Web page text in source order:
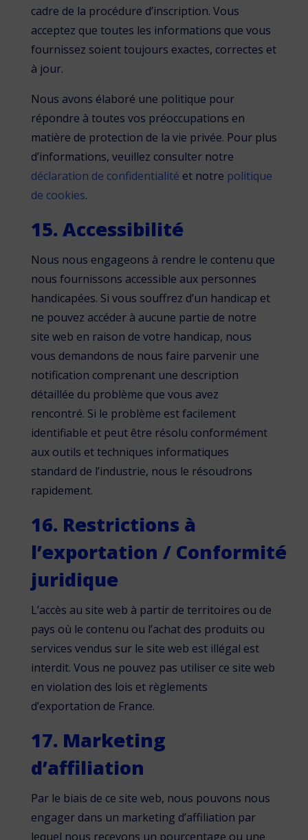
cadre de la procédure d’inscription. Vous
acceptez que toutes les informations que vous
fournissez soient toujours exactes, correctes et
à jour.
Nous avons élaboré une politique pour
répondre à toutes vos préoccupations en
matière de protection de la vie privée. Pour plus
d’informations, veuillez consulter notre
déclaration de confidentialité et notre politique
de cookies.
15. Accessibilité
Nous nous engageons à rendre le contenu que
nous fournissons accessible aux personnes
handicapées. Si vous souffrez d’un handicap et
ne pouvez accéder à aucune partie de notre
site web en raison de votre handicap, nous
vous demandons de nous faire parvenir une
notification comprenant une description
détaillée du problème que vous avez
rencontré. Si le problème est facilement
identifiable et peut être résolu conformément
aux outils et techniques informatiques
standard de l’industrie, nous le résoudrons
rapidement.
16. Restrictions à
l’exportation / Conformité
juridique
L’accès au site web à partir de territoires ou de
pays où le contenu ou l’achat des produits ou
services vendus sur le site web est illégal est
interdit. Vous ne pouvez pas utiliser ce site web
en violation des lois et règlements
d’exportation de France.
17. Marketing
d’affiliation
Par le biais de ce site web, nous pouvons nous
engager dans un marketing d’affiliation par
lequel nous recevons un pourcentage ou une